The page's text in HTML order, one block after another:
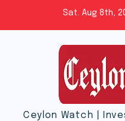
Sat. Aug 8th,
Ceylon Watch |